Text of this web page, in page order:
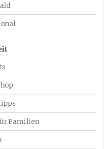
Familien